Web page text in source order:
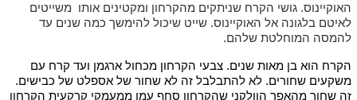
האוקיינוס. גושי הקרח שניתקים מהקרחון ומקטינים אותו משייטים
לאיטם בלגונה אל האוקיינוס. שייט שיכול להימשך כמה שנים עד
להמסה המוחלטת שלהם.
הקרח הוא בן מאות שנים. צבעי הקרחון מכחול ארגמן ועד קרח עם
משקעים שחורים. לא להתבלבל זה לא שחור של אספלט של כבישים.
זה שחור מהאפר הוולקני שהקרחון סחף עמו ממעמקי קרקעית הקרחון